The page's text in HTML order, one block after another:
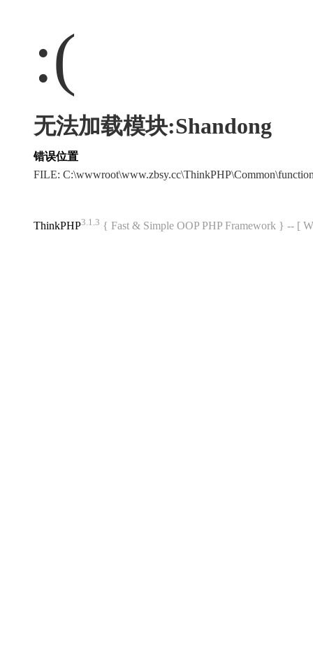
:(
无法加载模块:Shandong
错误位置
FILE:
ThinkPHP3.1.3 { Fast & Simple OOP PHP Framework } -- [